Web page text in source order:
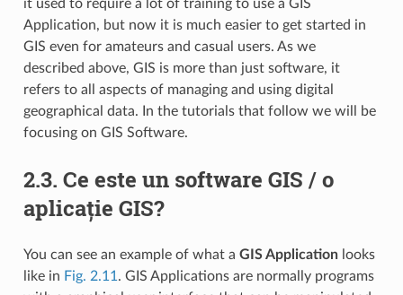
it used to require a lot of training to use a GIS
Application, but now it is much easier to get started in
GIS even for amateurs and casual users. As we
described above, GIS is more than just software, it
refers to all aspects of managing and using digital
geographical data. In the tutorials that follow we will be
focusing on GIS Software.
2.3. Ce este un software GIS / o
aplicație GIS?
You can see an example of what a GIS Applicationlooks
like in Fig. 2.11 . GIS Applications are normally programs